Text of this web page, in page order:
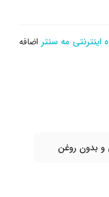
اینترنتی مه سنتراضافه
بدون روغن